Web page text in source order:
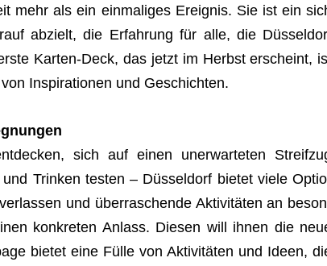
mehr als ein ein­ma­li­ges Ereig­nis. Sie ist ein
abzielt, die Erfah­rung für alle, die
Kar­ten-Deck, das jetzt im Herbst erscheint,
Inspi­ra­tio­nen und Geschichten.
sich auf einen uner­war­te­ten
Trin­ken tes­ten – Düs­sel­dorf bie­tet viele
und über­ra­schende Akti­vi­tä­ten an
kon­kre­ten Anlass. Die­sen will ihnen die
bie­tet eine Fülle von Akti­vi­tä­ten und Ideen,